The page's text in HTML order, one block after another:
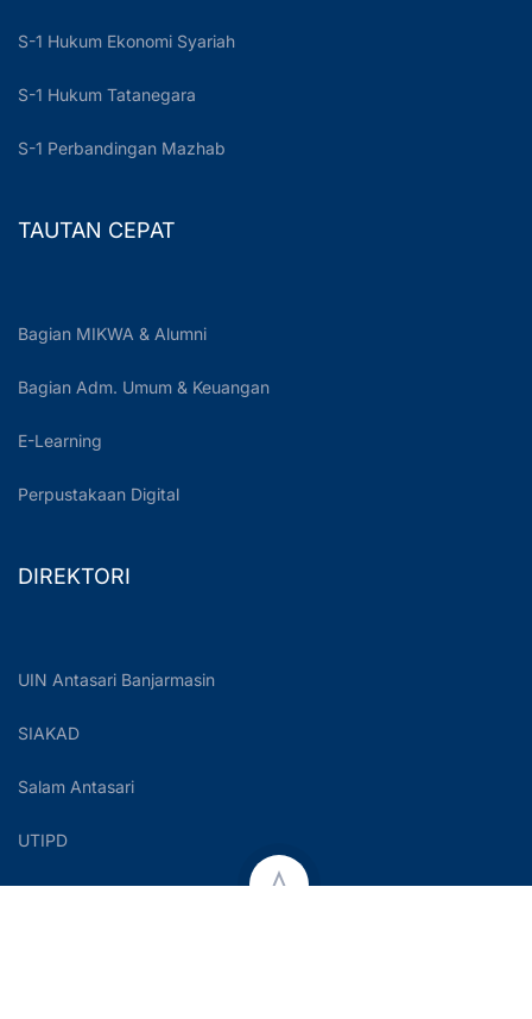
S-1 Hukum Ekonomi Syariah
S-1 Hukum Tatanegara
S-1 Perbandingan Mazhab
TAUTAN CEPAT
Bagian MIKWA & Alumni
Bagian Adm. Umum & Keuangan
E-Learning
Perpustakaan Digital
DIREKTORI
UIN Antasari Banjarmasin
SIAKAD
Salam Antasari
UTIPD